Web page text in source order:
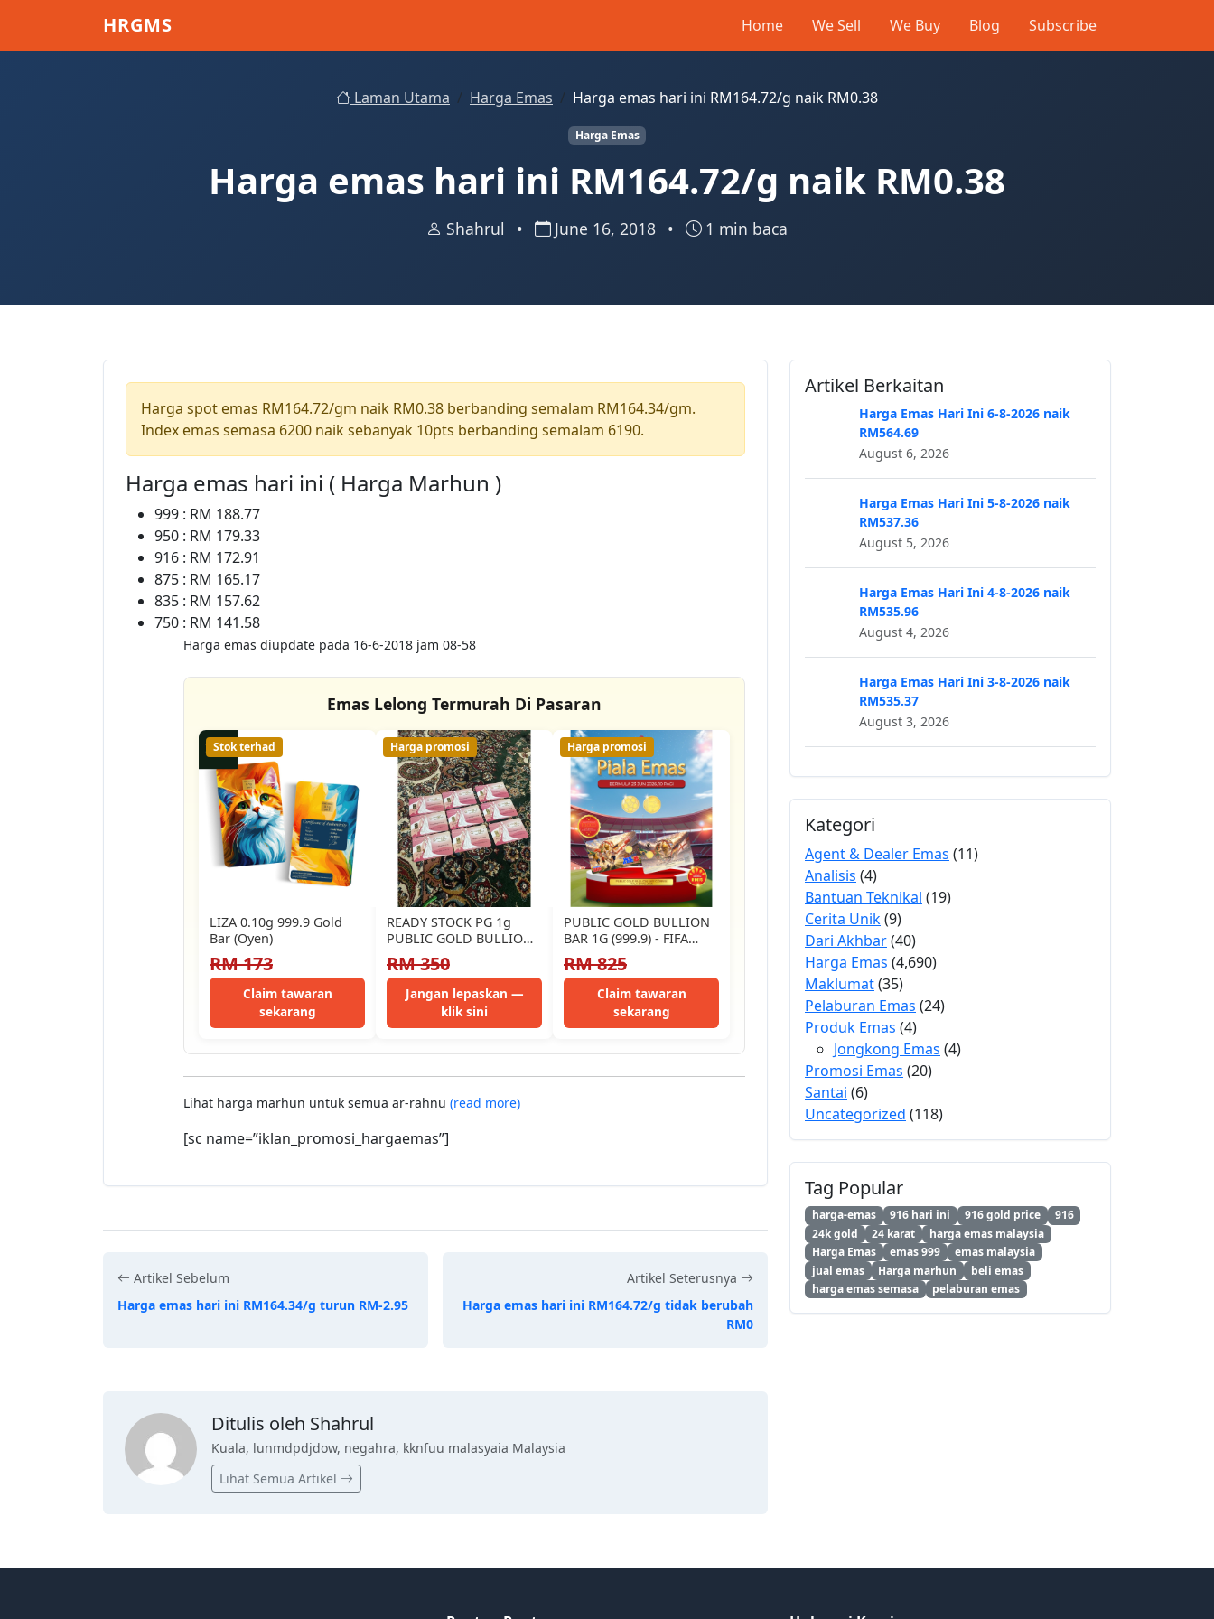
HRGMS Home We Sell We Buy Blog Subscribe
Laman Utama Harga Emas Harga emas hari ini RM164.72/g naik RM0.38
Harga Emas
Harga emas hari ini RM164.72/g naik RM0.38
Shahrul • June 16, 2018 • 1 min baca
Harga spot emas RM164.72/gm naik RM0.38 berbanding semalam RM164.34/gm.
Index emas semasa 6200 naik sebanyak 10pts berbanding semalam 6190.
Harga emas hari ini ( Harga Marhun )
999 : RM 188.77
950 : RM 179.33
916 : RM 172.91
875 : RM 165.17
835 : RM 157.62
750 : RM 141.58
Harga emas diupdate pada 16-6-2018 jam 08-58
Emas Lelong Termurah Di Pasaran
Stok terhad
LIZA 0.10g 999.9 Gold
Bar (Oyen)
RM 173
Claim tawaran
sekarang
Harga promosi
READY STOCK PG 1g
PUBLIC GOLD BULLION
BAR 999.9 24K
COLLECTOR ITEM…
RM 350
Jangan lepaskan —
klik sini
Harga promosi
PUBLIC GOLD BULLION
BAR 1G (999.9) - FIFA
2026 PP0001QF
RM 825
Claim tawaran
sekarang
Lihat harga marhun untuk semua ar-rahnu (read more)
[sc name=”iklan_promosi_hargaemas”]
Artikel Sebelum
Harga emas hari ini RM164.34/g turun RM-2.95
Artikel Seterusnya
Harga emas hari ini RM164.72/g tidak berubah
RM0
Ditulis oleh Shahrul
Kuala, lunmdpdjdow, negahra, kknfuu malasyaia Malaysia
Lihat Semua Artikel
Artikel Berkaitan
Harga Emas Hari Ini 6-8-2026 naik
RM564.69
August 6, 2026
Harga Emas Hari Ini 5-8-2026 naik
RM537.36
August 5, 2026
Harga Emas Hari Ini 4-8-2026 naik
RM535.96
August 4, 2026
Harga Emas Hari Ini 3-8-2026 naik
RM535.37
August 3, 2026
Kategori
Agent & Dealer Emas (11)
Analisis (4)
Bantuan Teknikal (19)
Cerita Unik(9)
Dari Akhbar(40)
Harga Emas (4,690)
Maklumat(35)
Pelaburan Emas (24)
Produk Emas (4)
Jongkong Emas (4)
Promosi Emas (20)
Santai (6)
Uncategorized (118)
Tag Popular
harga-emas 916 hari ini 916 gold price
916
24k gold
24 karat
harga emas malaysia
Harga Emas
emas 999
emas malaysia
jual emas
Harga marhun
beli emas
harga emas semasa
pelaburan emas